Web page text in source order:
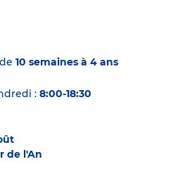
10 semaines à 4 ans
: 8:00-18:30
de l'An